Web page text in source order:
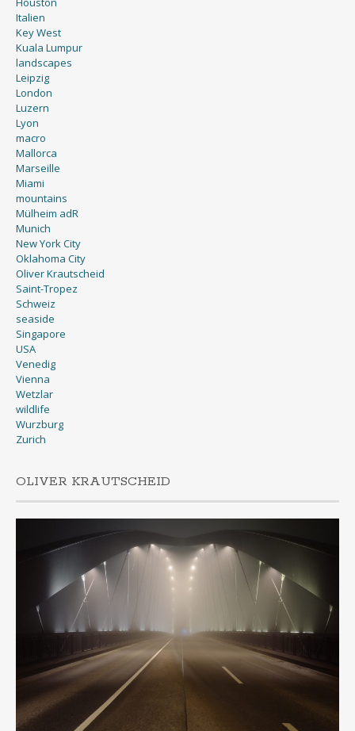
Italien
Key West
Kuala Lumpur
landscapes
Leipzig
London
Luzern
Lyon
macro
Mallorca
Marseille
Miami
mountains
Mülheim adR
Munich
New York City
Oklahoma City
Oliver Krautscheid
Saint-Tropez
Schweiz
seaside
Singapore
USA
Venedig
Vienna
Wetzlar
wildlife
Wurzburg
Zurich
OLIVER KRAUTSCHEID